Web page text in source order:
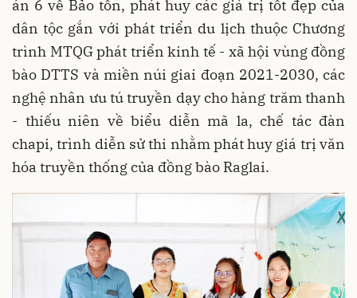
án 6 về Bảo tồn, phát huy các giá trị tốt đẹp của
dân tộc gắn với phát triển du lịch thuộc Chương
trình MTQG phát triển kinh tế - xã hội vùng đồng
bào DTTS và miền núi giai đoạn 2021-2030, các
nghệ nhân ưu tú truyền dạy cho hàng trăm thanh
- thiếu niên về biểu diễn mã la, chế tác đàn
chapi, trình diễn sử thi nhằm phát huy giá trị văn
hóa truyền thống của đồng bào Raglai.